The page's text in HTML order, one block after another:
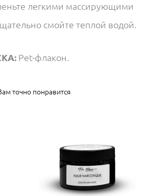
легкими массирующими
смойте теплой водой.
Pet-флакон.
точно понравится